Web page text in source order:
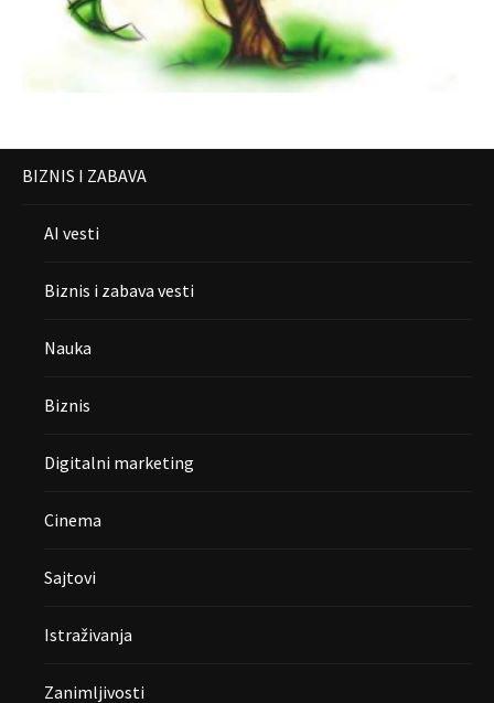
BIZNIS I ZABAVA
AI vesti
Biznis i zabava vesti
Nauka
Biznis
Digitalni marketing
Cinema
Sajtovi
Istraživanja
Zanimljivosti